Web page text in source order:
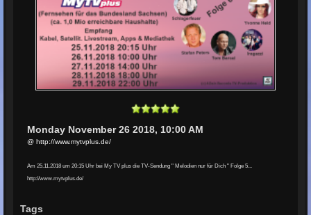
Monday November 26 2018, 10:00 AM
@ http://www.mytvplus.de/
Am 25.11.2018 um 20:15 Uhr bei My TV plus die TV-Sendung " Melodien nur für Dich " Folge 5...
http://www.mytvplus.de/
Tags